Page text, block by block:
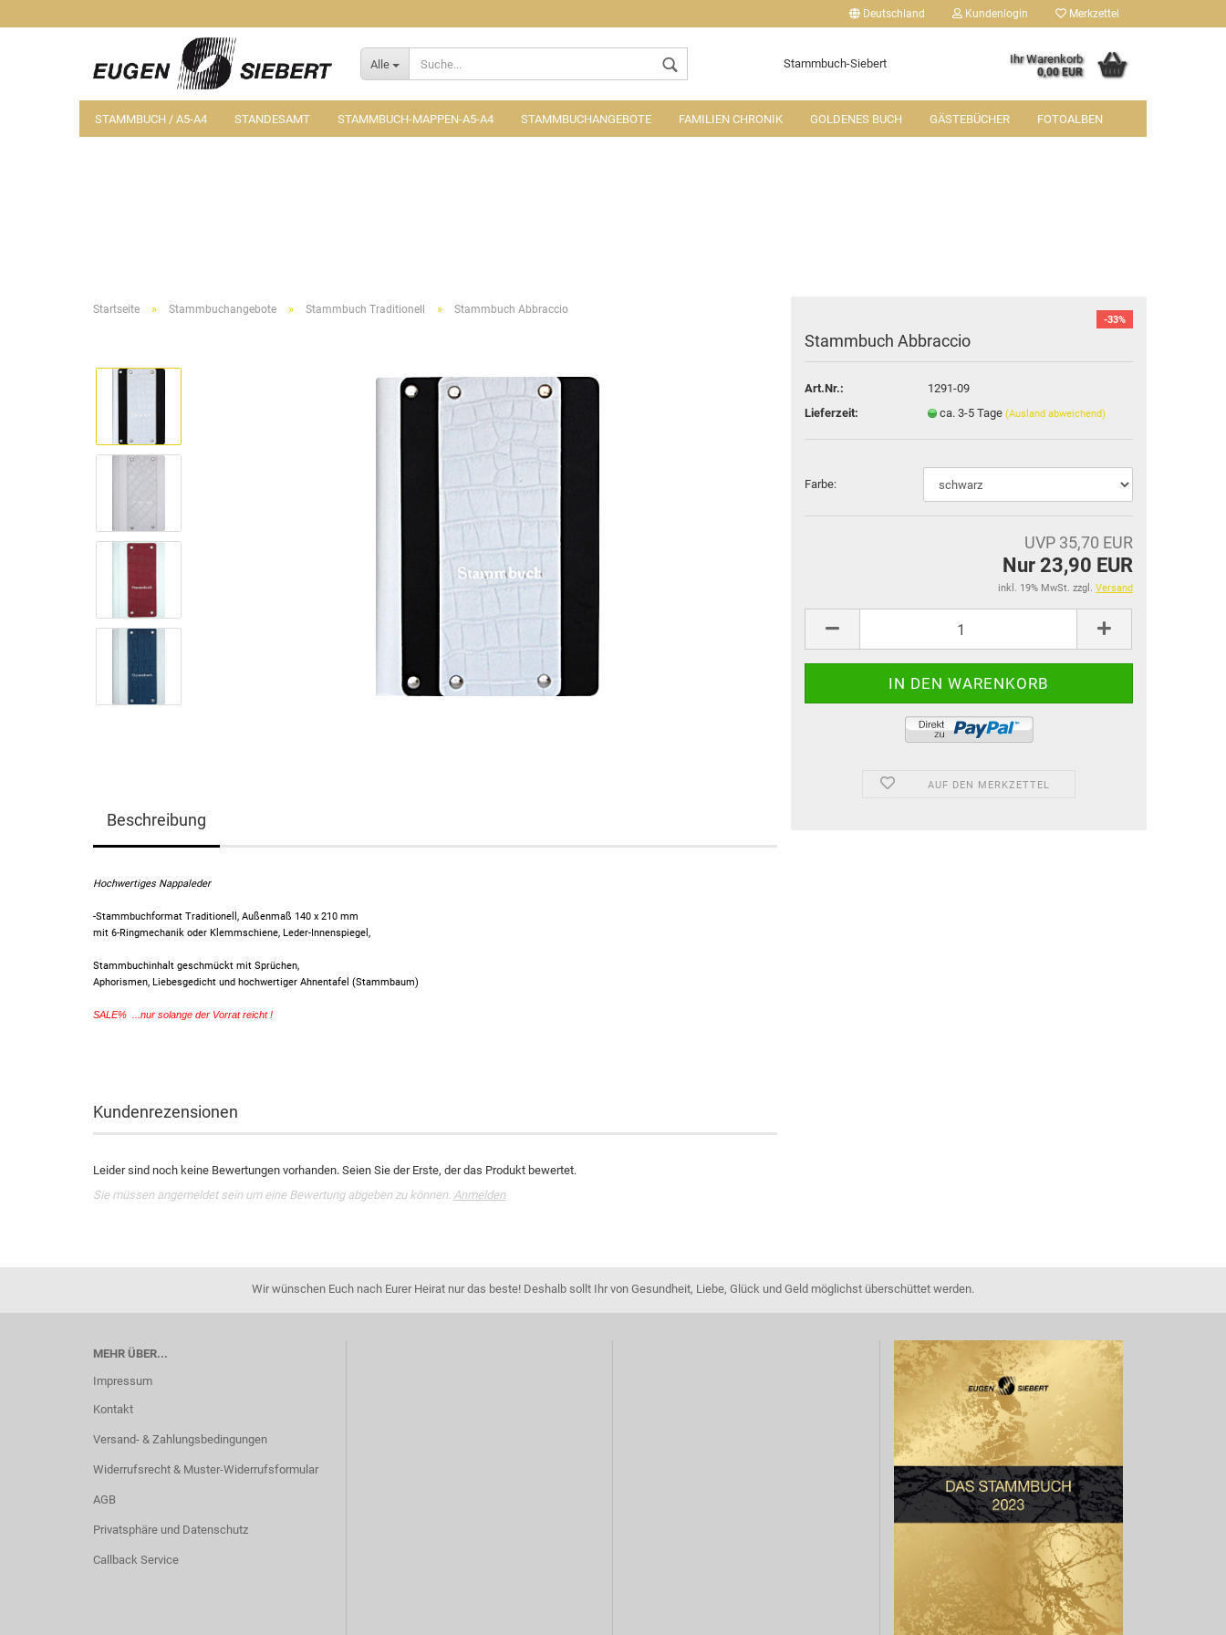
Deutschland
Lieferland
Kundenlogin Merkzettel
Alle Stammbuch-Siebert Ihr Warenkorb
0,00 EUR
STAMMBUCH / A5-A4 STANDESAMT STAMMBUCH-MAPPEN-A5-A4 STAMMBUCHANGEBOTE FAMILIEN CHRONIK GOLDENES BUCH GÄSTEBÜCHER FOTOALBEN
Startseite » Stammbuchangebote » Stammbuch Traditionell » Stammbuch Abbraccio
-33%
Stammbuch Abbraccio
Art.Nr.:
1291-09
Lieferzeit:
ca. 3-5 Tage (Ausland abweichend)
Farbe:
UVP 35,70 EUR
Nur 23,90 EUR
inkl. 19% MwSt. zzgl. Versand
AUF DEN MERKZETTEL
Beschreibung
Hochwertiges Nappaleder
-Stammbuchformat Traditionell, Außenmaß 140 x 210 mm
mit 6-Ringmechanik oder Klemmschiene, Leder-Innenspiegel,
Stammbuchinhalt geschmückt mit Sprüchen,
Aphorismen, Liebesgedicht und hochwertiger Ahnentafel (Stammbaum)
SALE% ...nur solange der Vorrat reicht !
Kundenrezensionen
Leider sind noch keine Bewertungen vorhanden. Seien Sie der Erste, der das Produkt bewertet.
Sie müssen angemeldet sein um eine Bewertung abgeben zu können. Anmelden
Wir wünschen Euch nach Eurer Heirat nur das beste! Deshalb sollt Ihr von Gesundheit, Liebe, Glück und Geld möglichst überschüttet werden.
MEHR ÜBER...
Impressum
Kontakt
Versand- & Zahlungsbedingungen
Widerrufsrecht & Muster-Widerrufsformular
AGB
Privatsphäre und Datenschutz
Callback Service